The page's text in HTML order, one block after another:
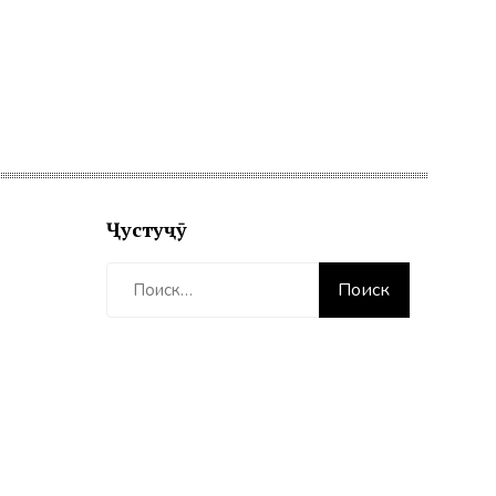
Ҷустуҷӯ